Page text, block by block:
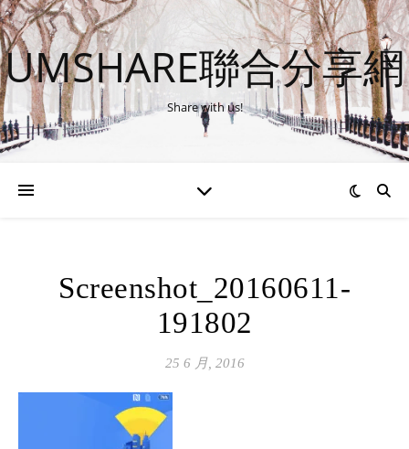
UMSHARE聯合分享網
Share with us!
Screenshot_20160611-
191802
25 6 月, 2016